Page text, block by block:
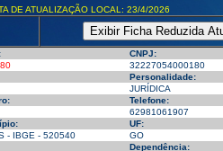
DE ATUALIZAÇÃO LOCAL: 23/4/2026
CNPJ:
32227054000180
Personalidade:
JURÍDICA
Telefone:
62981061907
UF:
- IBGE - 520540
GO
Dependência: